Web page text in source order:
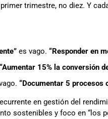
trimestre, no diez. Y
es vago. “Responder en
“Aumentar 15% la conversión
“Documentar 5 procesos
en gestión del
sostenibles y foco en “los